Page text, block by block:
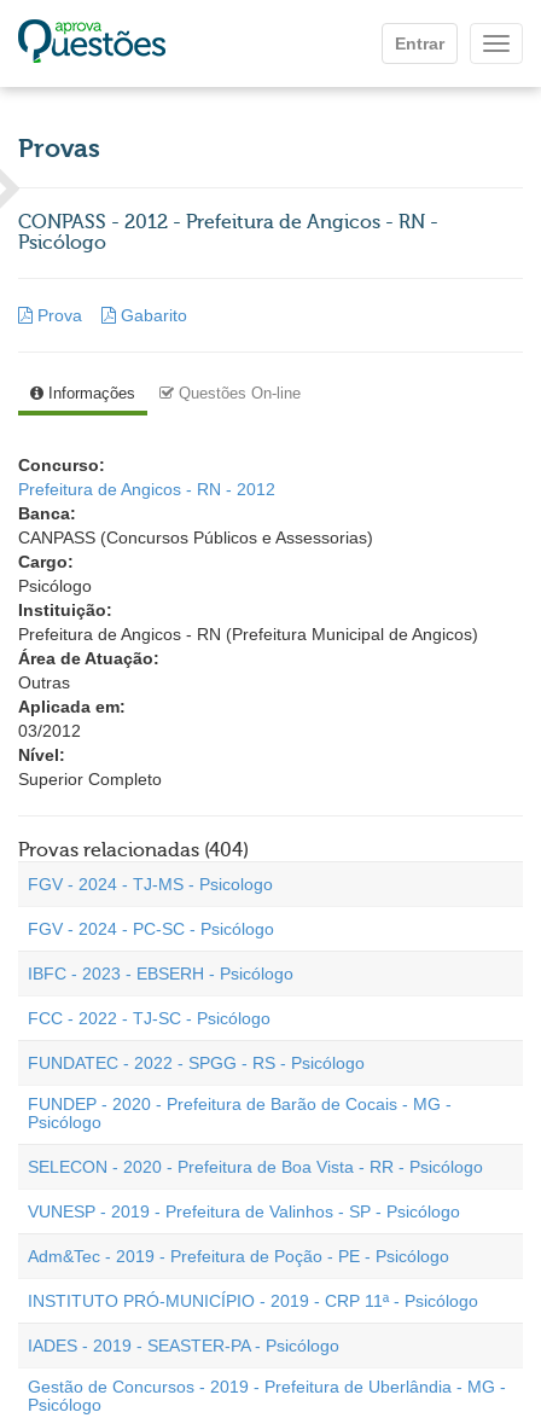
Entrar
Provas
CONPASS - 2012 - Prefeitura de Angicos - RN -
Psicólogo
Prova Gabarito
Informações Questões On-line
Concurso:
Prefeitura de Angicos - RN - 2012
Banca:
CANPASS (Concursos Públicos e Assessorias)
Cargo:
Psicólogo
Instituição:
Prefeitura de Angicos - RN (Prefeitura Municipal de Angicos)
Área de Atuação:
Outras
Aplicada em:
03/2012
Nível:
Superior Completo
Provas relacionadas (404)
FGV - 2024 - TJ-MS - Psicologo
FGV - 2024 - PC-SC - Psicólogo
IBFC - 2023 - EBSERH - Psicólogo
FCC - 2022 - TJ-SC - Psicólogo
FUNDATEC - 2022 - SPGG - RS - Psicólogo
FUNDEP - 2020 - Prefeitura de Barão de Cocais - MG -
Psicólogo
SELECON - 2020 - Prefeitura de Boa Vista - RR - Psicólogo
VUNESP - 2019 - Prefeitura de Valinhos - SP - Psicólogo
Adm&Tec - 2019 - Prefeitura de Poção - PE - Psicólogo
INSTITUTO PRÓ-MUNICÍPIO - 2019 - CRP 11ª - Psicólogo
IADES - 2019 - SEASTER-PA - Psicólogo
Gestão de Concursos - 2019 - Prefeitura de Uberlândia - MG -
Psicólogo